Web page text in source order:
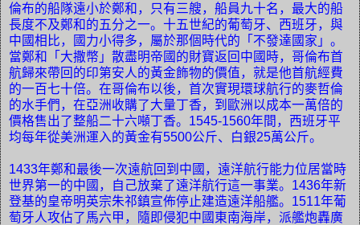
倫布的船隊遠小於鄭和，只有三艘，船員九十名，最大的船
長度不及鄭和的五分之一。十五世紀的葡萄牙、西班牙，與
中國相比，國力小得多，屬於那個時代的「不發達國家」。
當鄭和「大撒幣」散盡明帝國的財寶返回中國時，哥倫布首
航歸來帶回的印第安人的黃金飾物的價值，就是他首航經費
的一百七十倍。在哥倫布以後，首次實現環球航行的麥哲倫
的水手們，在亞洲收購了大量丁香，到歐洲以成本一萬倍的
價格售出了整船二十六噸丁香。 1545-1560年間，西班牙平
均每年從美洲運入的黃金有5500公斤、白銀25萬公斤。
1433年鄭和最後一次遠航回到中國，遠洋航行能力位居當時
世界第一的中國，自己放棄了遠洋航行這一事業。 1436年新
登基的皇帝明英宗朱祁鎮宣佈停止建造遠洋船艦。 1511年葡
萄牙人攻佔了馬六甲，隨即侵犯中國東南海岸，派艦炮轟廣